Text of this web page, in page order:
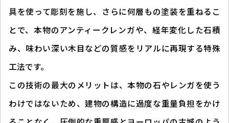
具を使って彫刻を施し、さらに何層もの塗装を重ねるこ
とで、本物のアンティークレンガや、経年変化した石積
み、味わい深い木目などの質感をリアルに再現する特殊
工法です。
この技術の最大のメリットは、本物の石やレンガを使う
わけではないため、建物の構造に過度な重量負担をかけ